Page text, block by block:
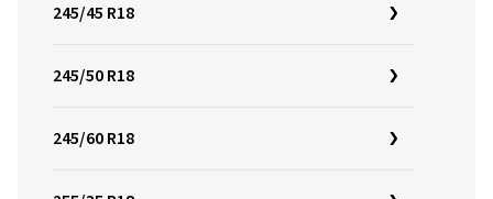
245/45 R18
245/50 R18
245/60 R18